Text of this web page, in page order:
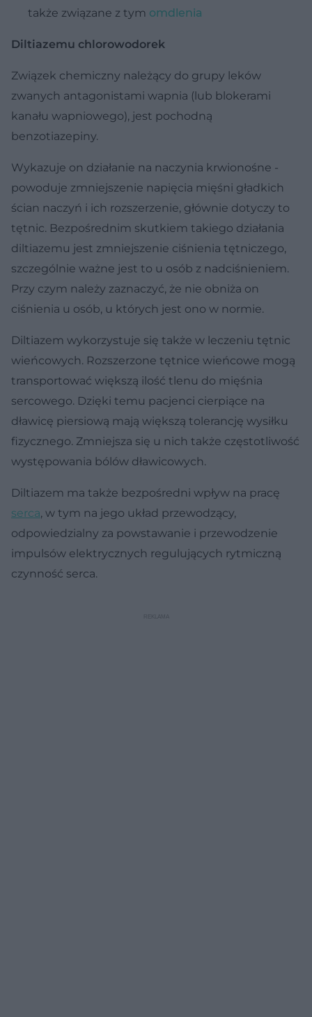
także związane z tym omdlenia
Diltiazemu chlorowodorek
Związek chemiczny należący do grupy leków
zwanych antagonistami wapnia (lub blokerami
kanału wapniowego), jest pochodną
benzotiazepiny.
Wykazuje on działanie na naczynia krwionośne -
powoduje zmniejszenie napięcia mięśni gładkich
ścian naczyń i ich rozszerzenie, głównie dotyczy to
tętnic. Bezpośrednim skutkiem takiego działania
diltiazemu jest zmniejszenie ciśnienia tętniczego,
szczególnie ważne jest to u osób z nadciśnieniem.
Przy czym należy zaznaczyć, że nie obniża on
ciśnienia u osób, u których jest ono w normie.
Diltiazem wykorzystuje się także w leczeniu tętnic
wieńcowych. Rozszerzone tętnice wieńcowe mogą
transportować większą ilość tlenu do mięśnia
sercowego. Dzięki temu pacjenci cierpiące na
dławicę piersiową mają większą tolerancję wysiłku
fizycznego. Zmniejsza się u nich także częstotliwość
występowania bólów dławicowych.
Diltiazem ma także bezpośredni wpływ na pracę
serca, w tym na jego układ przewodzący,
odpowiedzialny za powstawanie i przewodzenie
impulsów elektrycznych regulujących rytmiczną
czynność serca.